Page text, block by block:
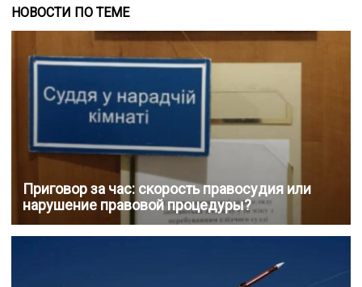
НОВОСТИ ПО ТЕМЕ
Приговор за час: скорость правосудия или
нарушение правовой процедуры?